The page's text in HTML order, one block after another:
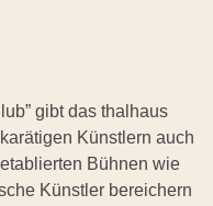
gibt das thalhaus
Künstlern auch
Bühnen wie
Künstler bereichern